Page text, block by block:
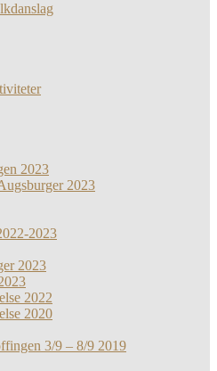
2023
2023
2023
2023
2022
2020
3/9 – 8/9 2019